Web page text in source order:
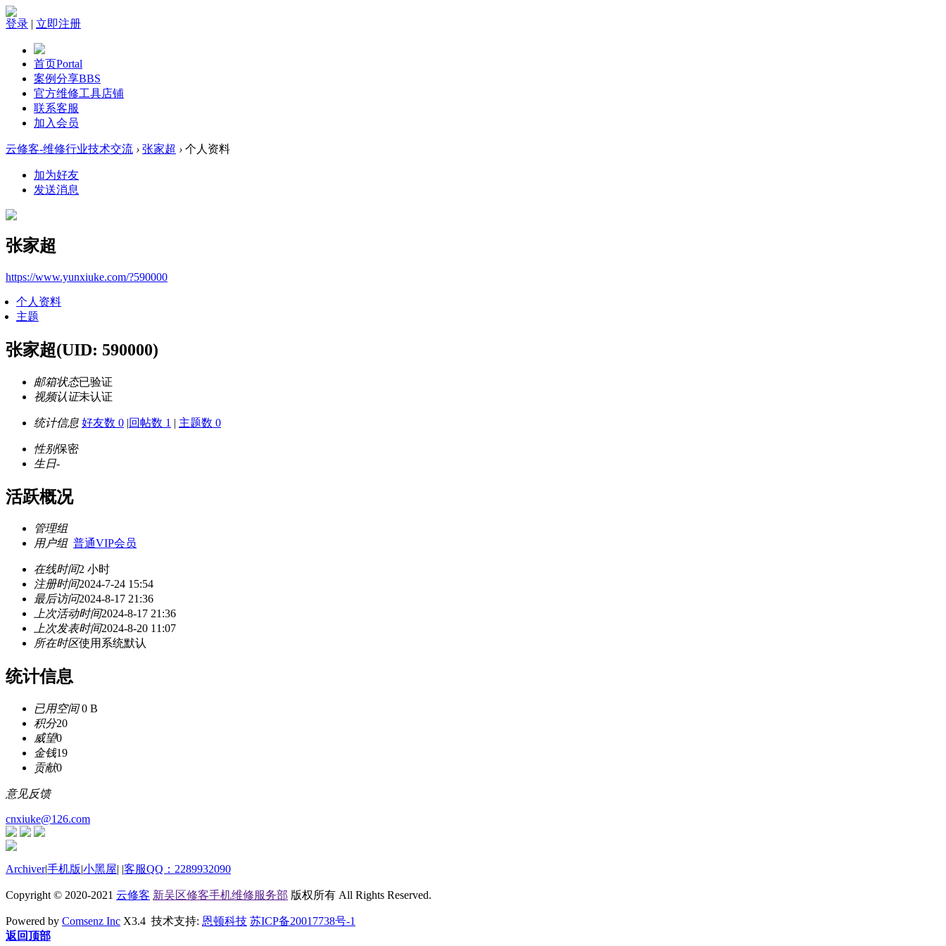
登录 | 立即注册
首页Portal
案例分享BBS
官方维修工具店铺
联系客服
加入会员
云修客-维修行业技术交流 › 张家超 › 个人资料
加为好友
发送消息
张家超
https://www.yunxiuke.com/?590000
个人资料
主题
张家超(UID: 590000)
邮箱状态已验证
视频认证未认证
统计信息 好友数 0 |回帖数 1 | 主题数 0
性别保密
生日-
活跃概况
管理组
用户组 普通VIP会员
在线时间2 小时
注册时间2024-7-24 15:54
最后访问2024-8-17 21:36
上次活动时间2024-8-17 21:36
上次发表时间2024-8-20 11:07
所在时区使用系统默认
统计信息
已用空间0 B
积分20
威望0
金钱19
贡献0
意见反馈
cnxiuke@126.com
Archiver|手机版|小黑屋| |客服QQ：2289932090
Copyright © 2020-2021 云修客 新吴区修客手机维修服务部 版权所有 All Rights Reserved.
Powered by Comsenz Inc X3.4 技术支持: 恩顿科技 苏ICP备20017738号-1
返回顶部